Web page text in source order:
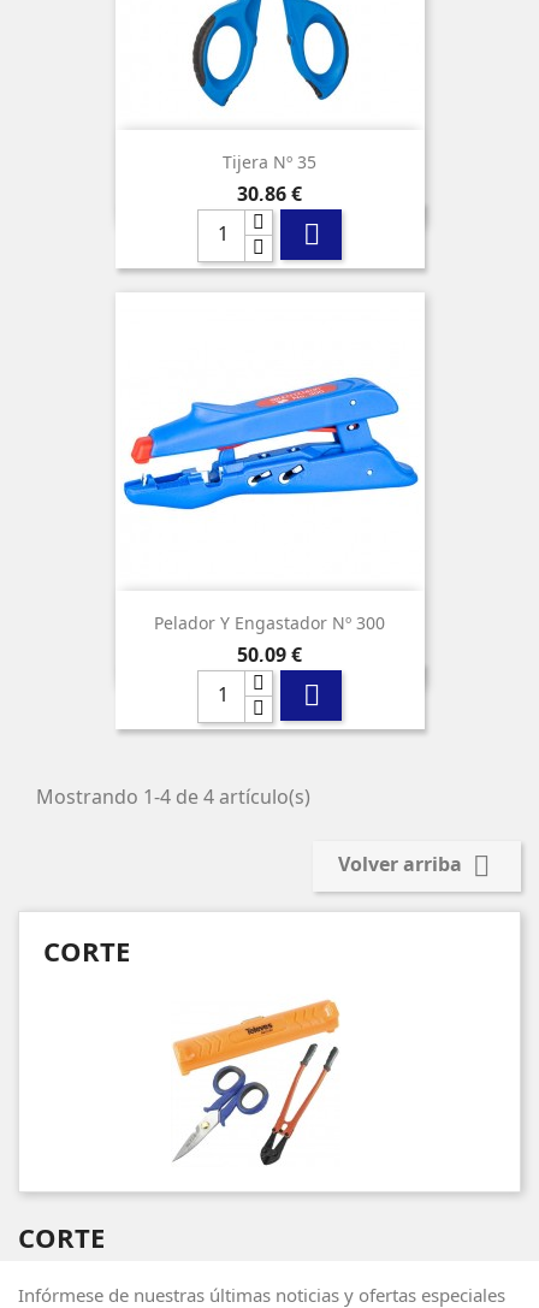
Tijera Nº 35
Precio
30,86 €

Pelador Y Engastador Nº 300
Precio
50,09 €

Mostrando 1-4 de 4 artículo(s)
Volver arriba 
CORTE
CORTE
Infórmese de nuestras últimas noticias y ofertas especiales